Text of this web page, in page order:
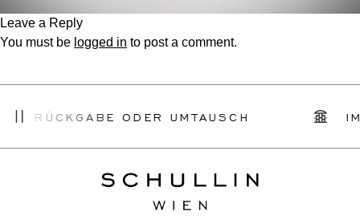
Leave a Reply
You must be logged in to post a comment.
RÜCKGABE ODER UMTAUSCH